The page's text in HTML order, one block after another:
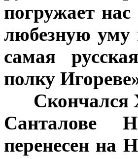
погружает
любезную уму
самая
полку
Скончался
Санталове
перенесен на